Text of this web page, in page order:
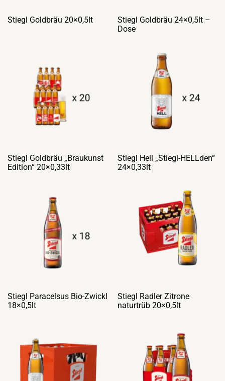
Stiegl Goldbräu 20×0,5lt
Stiegl Goldbräu 24×0,5lt –
Dose
Stiegl Goldbräu „Braukunst
Edition“ 20×0,33lt
Stiegl Hell „Stiegl-HELLden“
24×0,33lt
Stiegl Paracelsus Bio-Zwickl
18×0,5lt
Stiegl Radler Zitrone
naturtrüb 20×0,5lt